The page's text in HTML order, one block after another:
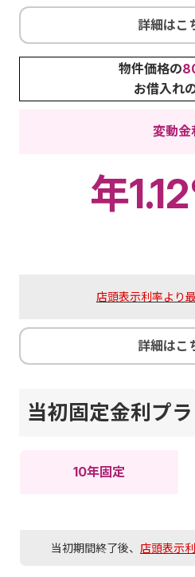
詳細はこ
物件価格の
お借入れ
変動金
年
店頭表示利率より
詳細はこ
当初固定金利プ
10年固定
当初期間終了後、 店頭表示